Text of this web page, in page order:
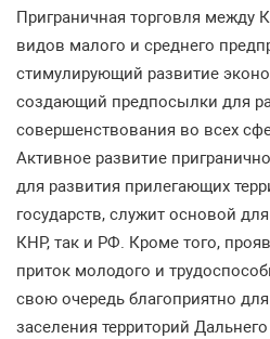
Приграничная торговля между
видов малого и среднего
стимулирующий развитие
создающий предпосылки для
совершенствования во всех
Активное развитие
для развития прилегающих
государств, служит основой
КНР, так и РФ. Кроме того,
приток молодого и
свою очередь благоприятно
заселения территорий